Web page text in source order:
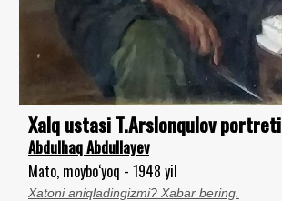
Xalq ustasi T.Arslonqulov portreti
Abdulhaq Abdullayev
Mato, moybo‘yoq - 1948 yil
Xatoni aniqladingizmi? Xabar bering.